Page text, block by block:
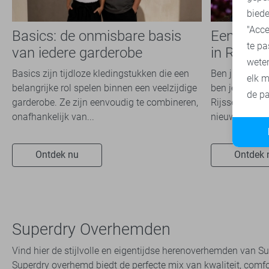
Basics: de onmisbare basis
van iedere garderobe
Basics zijn tijdloze kledingstukken die een
belangrijke rol spelen binnen een veelzijdige
garderobe. Ze zijn eenvoudig te combineren,
onafhankelijk van...
Ontdek nu
Een
in Rijssen
Ben jij die
ben je nog
Rijssen
Ontdek
Superdry Overhemden
Vind hier de stijlvolle en eigentijdse herenoverhemden van
Superdry overhemd biedt de perfecte mix van kwaliteit,
te
elk
de